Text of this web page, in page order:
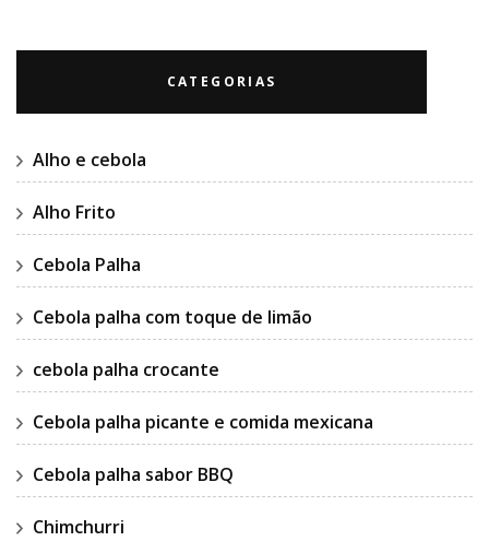
CATEGORIAS
Alho e cebola
Alho Frito
Cebola Palha
Cebola palha com toque de limão
cebola palha crocante
Cebola palha picante e comida mexicana
Cebola palha sabor BBQ
Chimchurri